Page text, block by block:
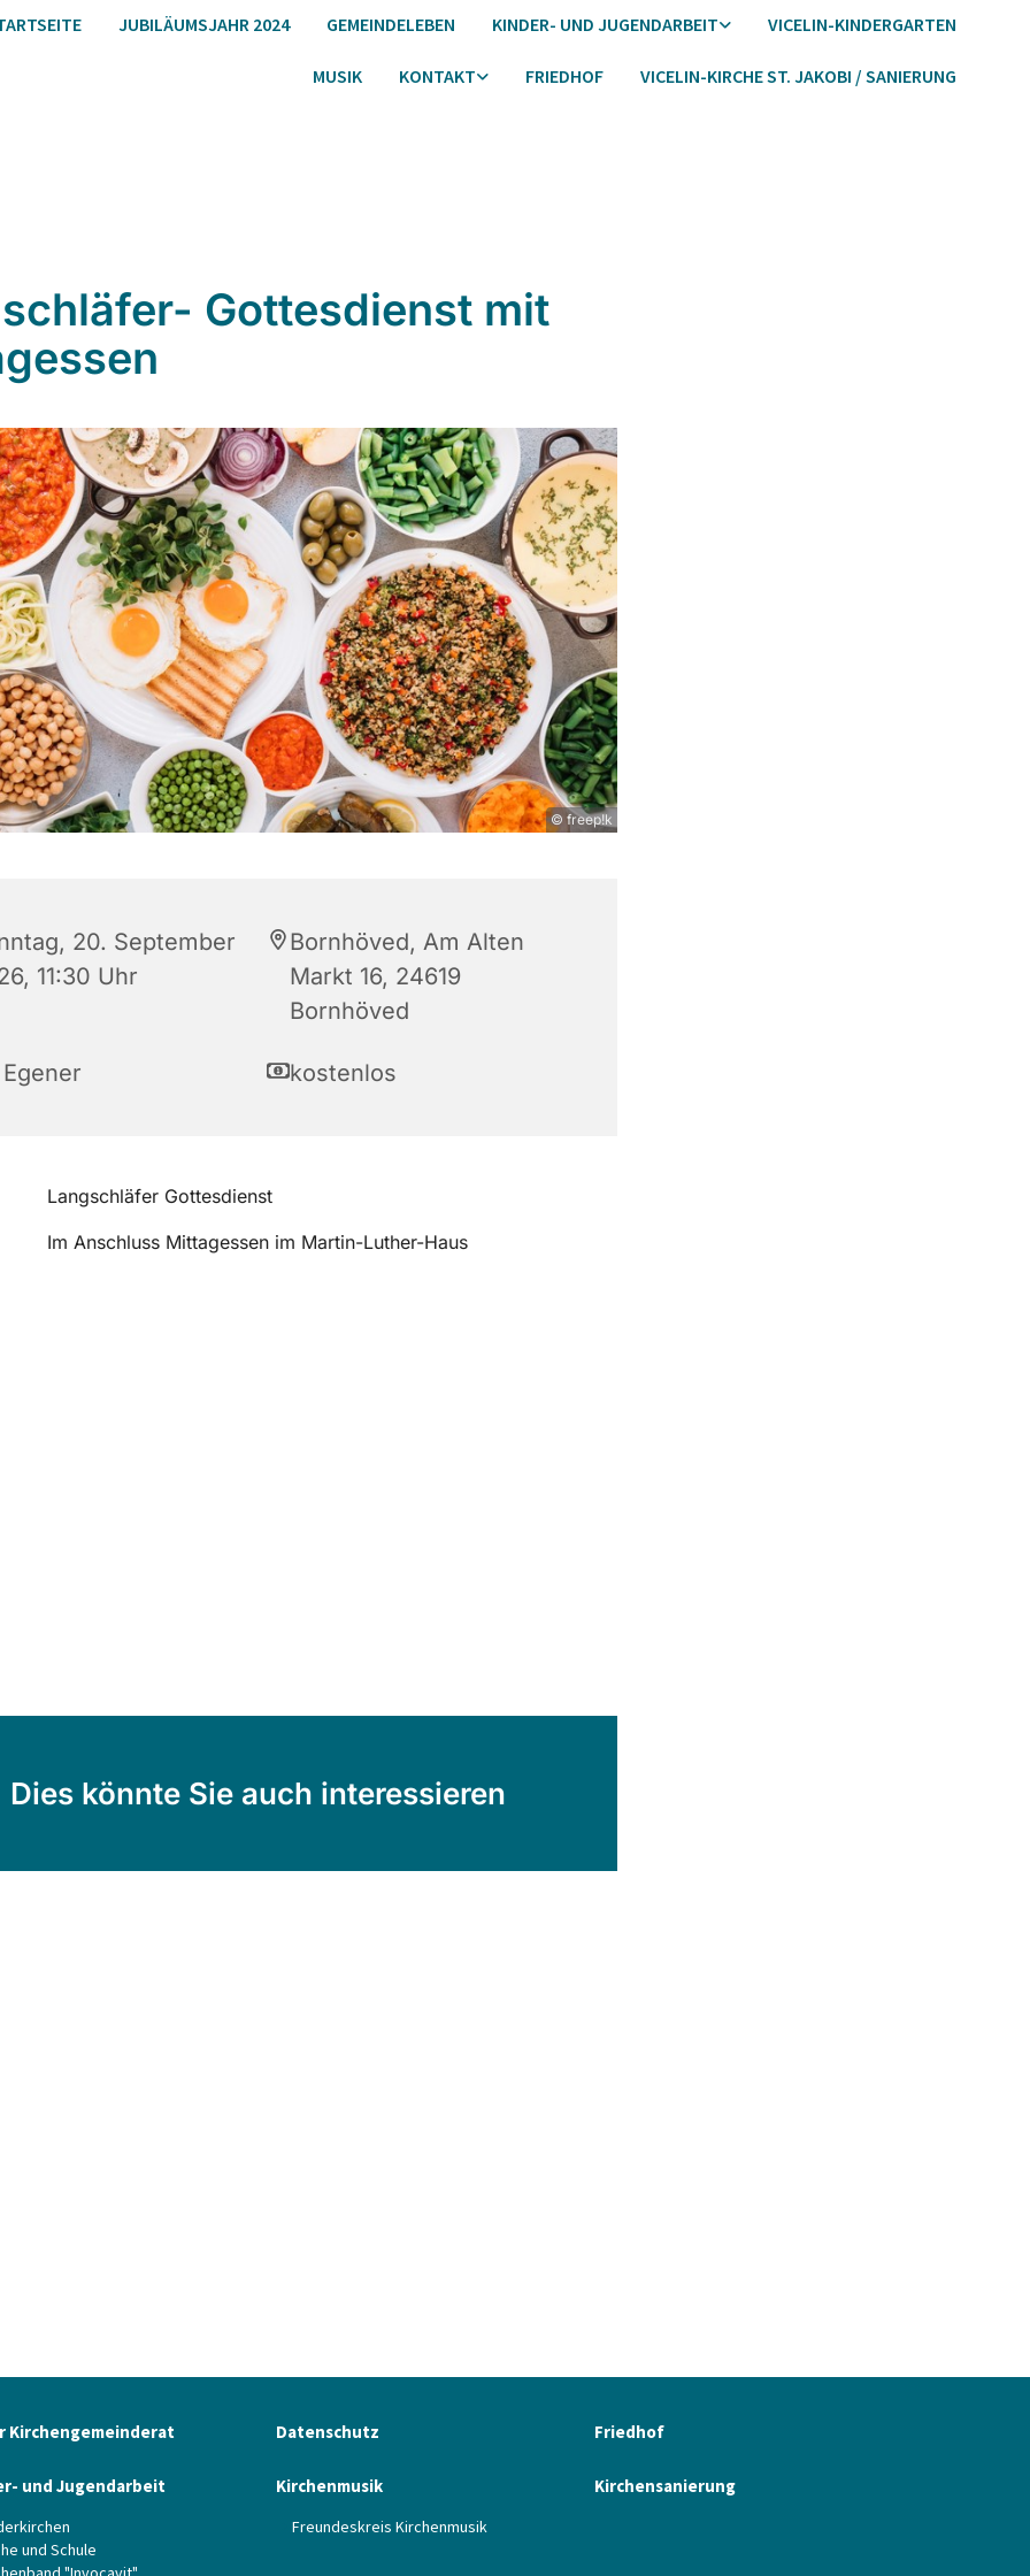
JUBILÄUMSJAHR 2024 GEMEINDELEBEN KINDER- UND JUGENDARBEIT VICELIN-KINDERGARTEN
MUSIK KONTAKT FRIEDHOF VICELIN-KIRCHE ST. JAKOBI / SANIERUNG
Gottesdienst mit
© freep!k
20. September
11:30 Uhr
Bornhöved, Am Alten
Markt 16, 24619
Bornhöved
kostenlos
Langschläfer Gottesdienst
Im Anschluss Mittagessen im Martin-Luther-Haus
Dies könnte Sie auch interessieren
Kirchengemeinderat Datenschutz Friedhof
und Jugendarbeit
und Schule
Kirchenmusik
Freundeskreis Kirchenmusik
Kirchensanierung